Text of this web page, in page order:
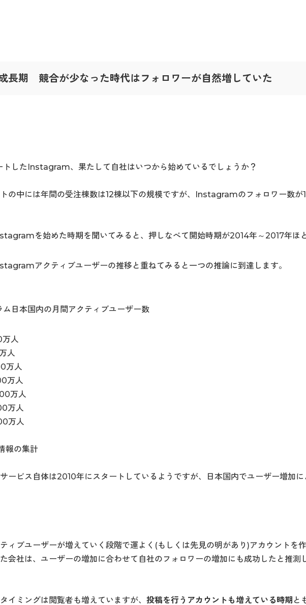
長期 競合が少なった時代はフォロワーが自然増していた
したInstagram、果たして自社はいつから始めているでしょうか？
の中には年間の受注棟数は12棟以下の規模ですが、Instagramのフォロワー数が
を始めた時期を聞いてみると、押しなべて開始時期が2014年～2017年ほ
アクティブユーザーの推移と重ねてみると一つの推論に到達します。
日本国内の月間アクティブユーザー数
人
人
万人
万人
万人
万人
万人
報の集計
ービス自体は2010年にスタートしているようですが、日本国内でユーザー増加
ィブユーザーが増えていく段階で運よく(もしくは先見の明があり)アカウントを
会社は、ユーザーの増加に合わせて自社のフォロワーの増加にも成功したと推測
イミングは閲覧者も増えていますが、投稿を行うアカウントも増えている時期 と